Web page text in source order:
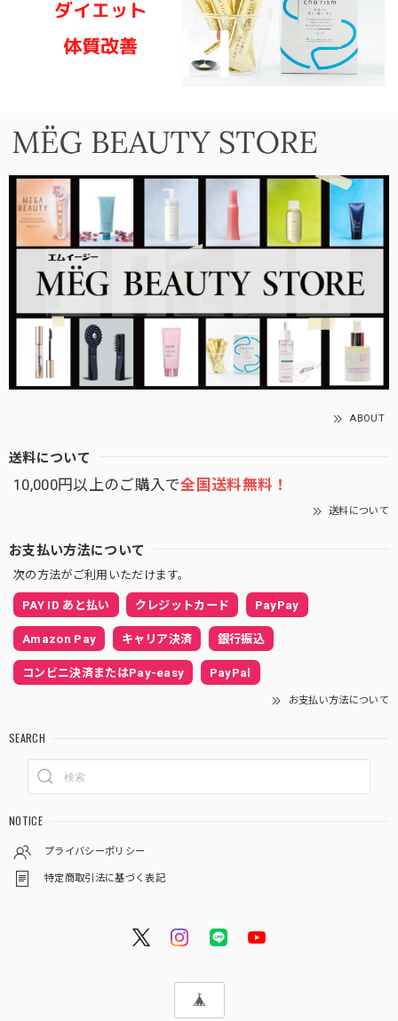
ABOUT
送料について
10,000円以上のご購入で全国送料無料！
送料について
お支払い方法について
次の方法がご利用いただけます。
PAY ID あと払い クレジットカード PayPay
Amazon Pay キャリア決済 銀行振込
コンビニ決済またはPay-easy PayPal
お支払い方法について
SEARCH
NOTICE
プライバシーポリシー
特定商取引法に基づく表記